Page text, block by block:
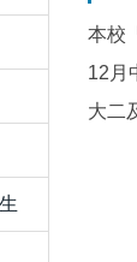
本校
12月
大二